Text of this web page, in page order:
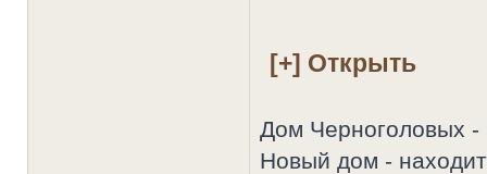
Дом Черноголовых -
Новый дом -